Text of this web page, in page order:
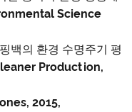
Science
백의 환경 수명주기 평
Production,
2015,